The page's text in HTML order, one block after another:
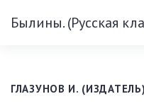
ГЛАЗУНОВ И. (ИЗДАТЕЛЬ)